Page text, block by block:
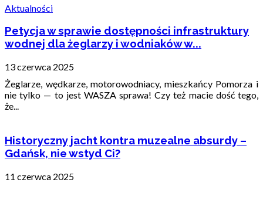
Aktualności
Petycja w sprawie dostępności infrastruktury
wodnej dla żeglarzy i wodniaków w...
13 czerwca 2025
Żeglarze, wędkarze, motorowodniacy, mieszkańcy Pomorza i
nie tylko — to jest WASZA sprawa! Czy też macie dość tego,
że...
Historyczny jacht kontra muzealne absurdy –
Gdańsk, nie wstyd Ci?
11 czerwca 2025